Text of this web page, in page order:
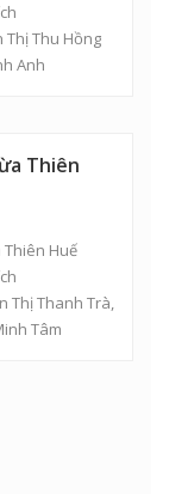
Thị Thu Hồng
Anh
Thiên
Thiên Huế
Thị Thanh Trà,
Tâm